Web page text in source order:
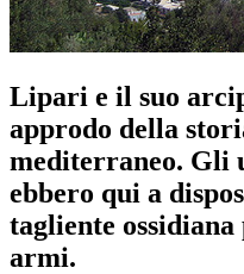
Lipari e il suo
approdo della
mediterraneo. Gli
ebbero qui a
tagliente
armi.